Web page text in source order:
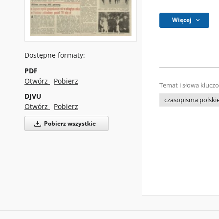
Dostępne formaty:
PDF
Otwórz
Pobierz
DJVU
Otwórz
Pobierz
Pobierz wszystkie
Więcej
Temat i słowa
czasopisma